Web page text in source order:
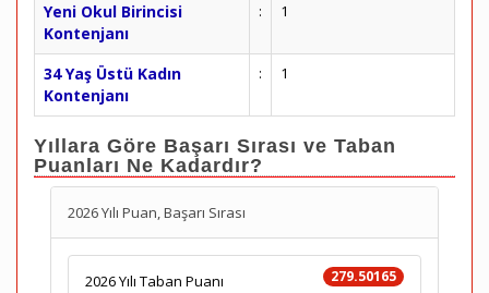
Yeni Okul Birincisi
Kontenjanı
: 1
34 Yaş Üstü Kadın
Kontenjanı
: 1
Yıllara Göre Başarı Sırası ve Taban
Puanları Ne Kadardır?
2026 Yılı Puan, Başarı Sırası
279.50165
2026 Yılı Taban Puanı